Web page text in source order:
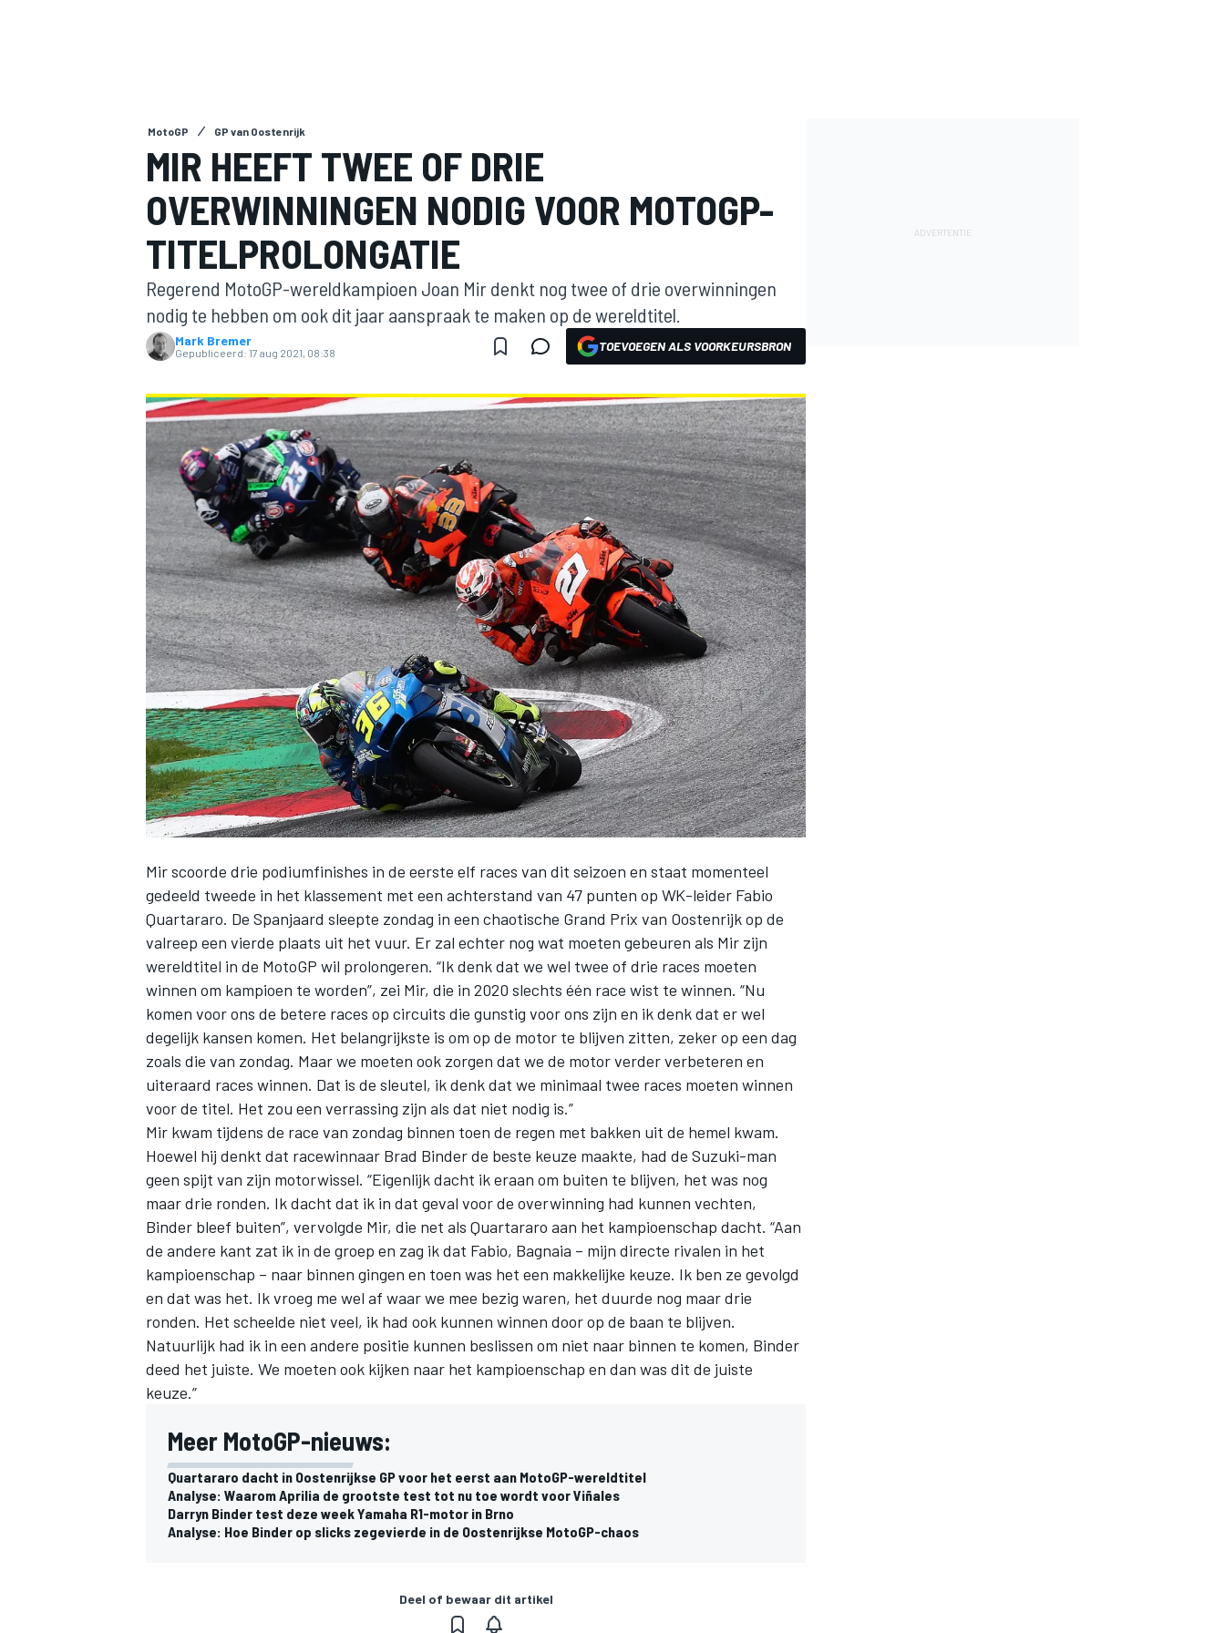
MOTOGP
INDYCAR
WEC DTM
MotoGP GP van Oostenrijk
MIR HEEFT TWEE OF DRIE
OVERWINNINGEN NODIG VOOR MOTOGP-
TITELPROLONGATIE
Regerend MotoGP-wereldkampioen Joan Mir denkt nog twee of drie overwinningen
nodig te hebben om ook dit jaar aanspraak te maken op de wereldtitel.
Mark Bremer
Gepubliceerd: 17 aug 2021, 08:38 TOEVOEGEN ALS VOORKEURSBRON
Mirscoorde drie podiumfinishes in de eerste elf races van dit seizoen en staat momenteel
gedeeld tweede in het klassement met een achterstand van 47 punten op WK-leider Fabio
Quartararo. De Spanjaard sleepte zondag in een chaotische Grand Prix van Oostenrijk op de
valreep een vierde plaats uit het vuur. Er zal echter nog wat moeten gebeuren als Mir zijn
wereldtitel in de MotoGP wil prolongeren. “Ik denk dat we wel twee of drie races moeten
winnen om kampioen te worden”, zei Mir, die in 2020 slechts één race wist te winnen. “Nu
komen voor ons de betere races op circuits die gunstig voor ons zijn en ik denk dat er wel
degelijk kansen komen. Het belangrijkste is om op de motor te blijven zitten, zeker op een dag
zoals die van zondag. Maar we moeten ook zorgen dat we de motor verder verbeteren en
uiteraard races winnen. Dat is de sleutel, ik denk dat we minimaal twee races moeten winnen
voor de titel. Het zou een verrassing zijn als dat niet nodig is.”
Mir kwam tijdens de race van zondag binnen toen de regen met bakken uit de hemel kwam.
Hoewel hij denkt dat racewinnaar Brad Binderde beste keuze maakte, had de Suzuki-man
geen spijt van zijn motorwissel. “Eigenlijk dacht ik eraan om buiten te blijven, het was nog
maar drie ronden. Ik dacht dat ik in dat geval voor de overwinning had kunnen vechten,
Binder bleef buiten”, vervolgde Mir, die net als Quartararo aan het kampioenschap dacht. “Aan
de andere kant zat ik in de groep en zag ik dat Fabio, Bagnaia – mijn directe rivalen in het
kampioenschap – naar binnen gingen en toen was het een makkelijke keuze. Ik ben ze gevolgd
en dat was het. Ik vroeg me wel af waar we mee bezig waren, het duurde nog maar drie
ronden. Het scheelde niet veel, ik had ook kunnen winnen door op de baan te blijven.
Natuurlijk had ik in een andere positie kunnen beslissen om niet naar binnen te komen, Binder
deed het juiste. We moeten ook kijken naar het kampioenschap en dan was dit de juiste
keuze.”
Meer MotoGP-nieuws:
Quartararo dacht in Oostenrijkse GP voor het eerst aan MotoGP-wereldtitel
Analyse: Waarom Aprilia de grootste test tot nu toe wordt voor Viñales
Darryn Binder test deze week Yamaha R1-motor in Brno
Analyse: Hoe Binder op slicks zegevierde in de Oostenrijkse MotoGP-chaos
Deel of bewaar dit artikel